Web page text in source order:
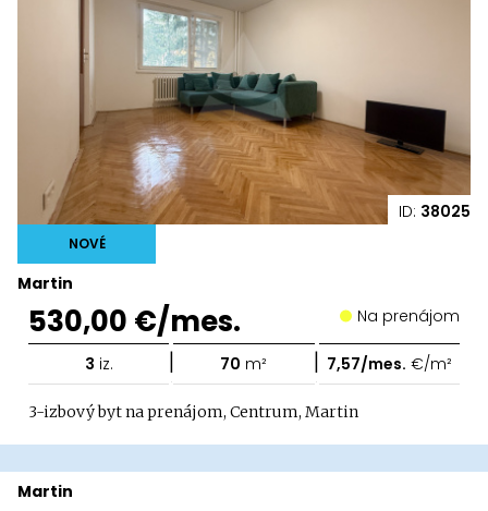
ID: 38025
Martin
NOVÉ
530,00 €/mes. Na prenájom
3 iz. | 70 m² | 7,57/mes. €/m²
3-izbový byt na prenájom, Centrum, Martin
Martin